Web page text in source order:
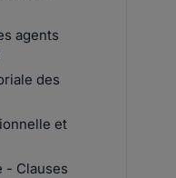
agents
des
et
- Clauses